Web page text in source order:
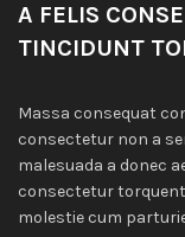
A FELIS
TINCIDUNT
Massa consequat
consectetur non a
malesuada a donec
consectetur
molestie cum